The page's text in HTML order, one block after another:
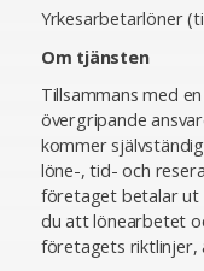
Yrkesarbetarlöner
Om tjänsten
Tillsammans med
övergripande
kommer
löne-, tid- och
företaget betalar ut
du att lönearbetet
företagets riktlinjer,